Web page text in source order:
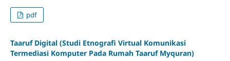
pdf
Taaruf Digital (Studi Etnografi Virtual Komunikasi
Termediasi Komputer Pada Rumah Taaruf Myquran)